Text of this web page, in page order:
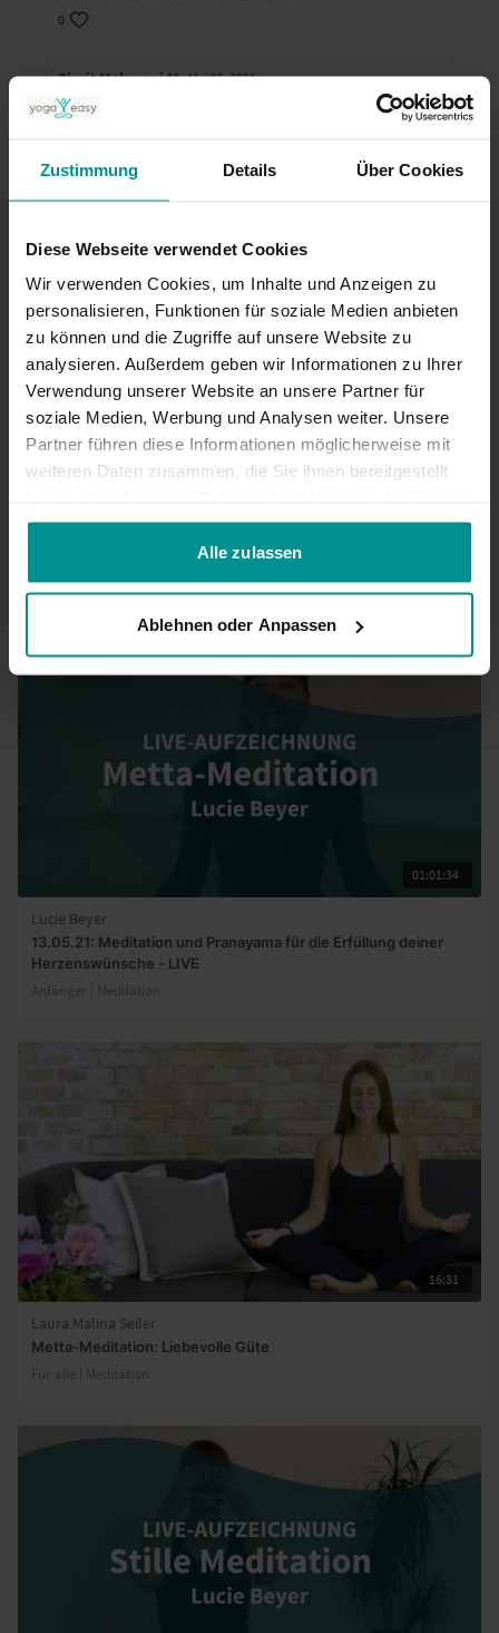
Zustimmung Details Über Cookies
Diese Webseite verwendet Cookies
Wir verwenden Cookies, um Inhalte und Anzeigen zu
personalisieren, Funktionen für soziale Medien anbieten
zu können und die Zugriffe auf unsere Website zu
analysieren. Außerdem geben wir Informationen zu Ihrer
Verwendung unserer Website an unsere Partner für
soziale Medien, Werbung und Analysen weiter. Unsere
Partner führen diese Informationen möglicherweise mit
weiteren Daten zusammen, die Sie ihnen bereitgestellt
gesammelt haben.
Alle zulassen
Ablehnen oder Anpassen
0
Birgit Maharani M. Mai 05, 2021
Leider wieder mittendrin abgebrochen
24.06.21: Metta-Meditation und Pranayama - LIVE
Für alle | Meditation
01:01:34
Lucie Beyer
13.05.21: Meditation und Pranayama für die Erfüllung deiner
Herzenswünsche - LIVE
Anfänger | Meditation
16:31
Laura Malina Seiler
Metta-Meditation: Liebevolle Güte
Für alle | Meditation